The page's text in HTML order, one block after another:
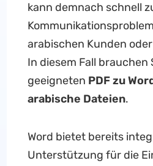
kann demnach schnell
arabischen Kunden
In diesem Fall brauchen
geeigneten PDF zu
arabische Dateien.
Word bietet bereits
Unterstützung für die